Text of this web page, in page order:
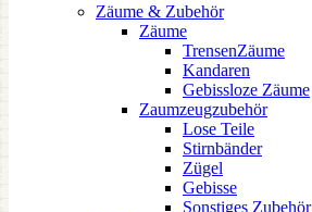
Zäume & Zubehör
Zäume
TrensenZäume
Kandaren
Gebissloze Zäume
Zaumzeugzubehör
Lose Teile
Stirnbänder
Zügel
Gebisse
Sonstiges Zubehör